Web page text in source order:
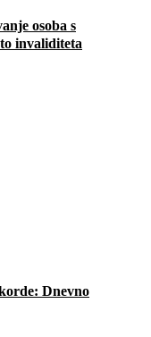
osoba s
invaliditeta
Dnevno